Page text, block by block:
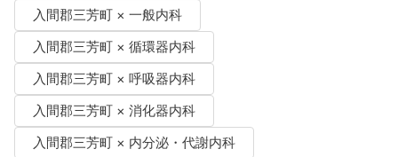
入間郡三芳町 × 一般内科
入間郡三芳町 × 循環器内科
入間郡三芳町 × 呼吸器内科
入間郡三芳町 × 消化器内科
入間郡三芳町 × 内分泌・代謝内科